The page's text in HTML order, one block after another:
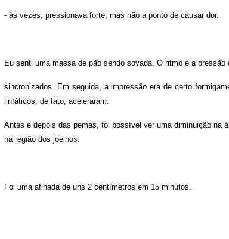
- às vezes, pressionava forte, mas não a ponto de causar dor.
Eu senti uma massa de pão sendo sovada. O ritmo e a pressão
sincronizados. Em seguida, a impressão era de certo
linfáticos, de fato, aceleraram.
Antes e depois das pemas, foi possível ver uma diminuição na
na região dos joelhos.
Foi uma afinada de uns 2 centímetros em 15 minutos.